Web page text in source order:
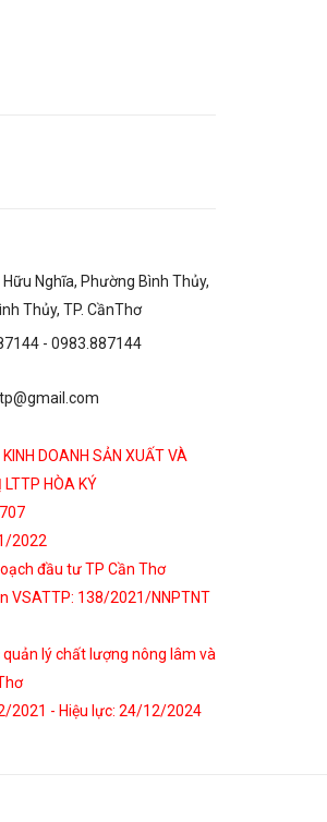
Nghĩa, Phường Bình Thủy,
Thủy, TP. CầnThơ
- 0983.887144
DOANH SẢN XUẤT VÀ
LTTP HÒA KÝ
2022
đầu tư TP Cần Thơ
VSATTP: 138/2021/NNPTNT
quản lý chất lượng nông lâm và
2021 - Hiệu lực: 24/12/2024